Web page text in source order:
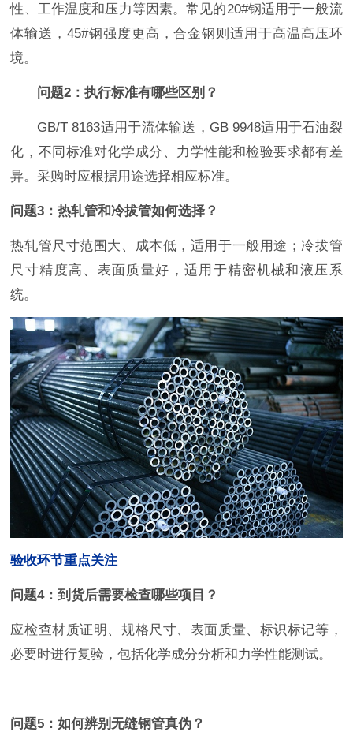
性、工作温度和压力等因素。常见的20#钢适用于一般流
体输送，45#钢强度更高，合金钢则适用于高温高压环
境。
问题2：执行标准有哪些区别？
GB/T 8163适用于流体输送，GB 9948适用于石油裂
化，不同标准对化学成分、力学性能和检验要求都有差
异。采购时应根据用途选择相应标准。
问题3：热轧管和冷拔管如何选择？
热轧管尺寸范围大、成本低，适用于一般用途；冷拔管
尺寸精度高、表面质量好，适用于精密机械和液压系
统。
验收环节重点关注
问题4：到货后需要检查哪些项目？
应检查材质证明、规格尺寸、表面质量、标识标记等，
必要时进行复验，包括化学成分分析和力学性能测试。
问题5：如何辨别无缝钢管真伪？